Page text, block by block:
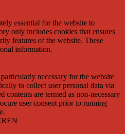
essential for the website to
only includes cookies that ensures
features of the website. These
information.
necessary for the website
to collect user personal data via
contents are termed as non-necessary
user consent prior to running